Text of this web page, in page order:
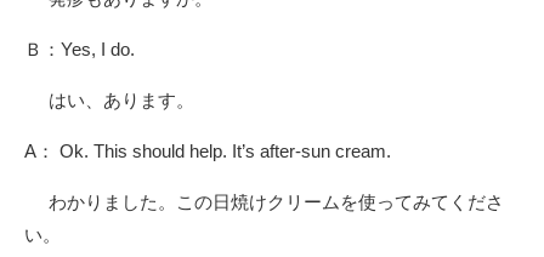
Ｂ：Yes, I do.
はい、あります。
A： Ok. This should help. It’s after-sun cream.
わかりました。この日焼けクリームを使ってみてくださ
い。